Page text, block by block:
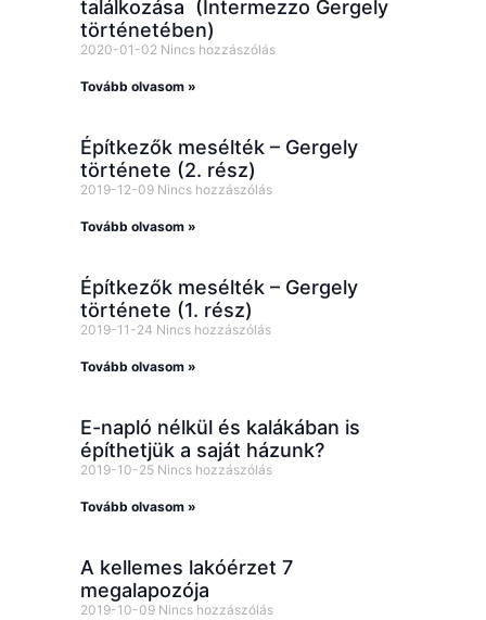
találkozása (Intermezzo Gergely
történetében)
2020-01-02 Nincs hozzászólás
Tovább olvasom »
Építkezők mesélték – Gergely
története (2. rész)
2019-12-09 Nincs hozzászólás
Tovább olvasom »
Építkezők mesélték – Gergely
története (1. rész)
2019-11-24 Nincs hozzászólás
Tovább olvasom »
E-napló nélkül és kalákában is
építhetjük a saját házunk?
2019-10-25 Nincs hozzászólás
Tovább olvasom »
A kellemes lakóérzet 7
megalapozója
2019-10-09 Nincs hozzászólás